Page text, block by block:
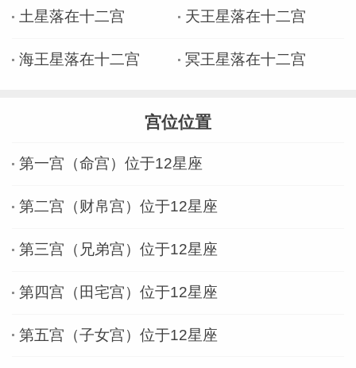
网
土星落在十二宫 天王星落在十二宫
海王星落在十二宫 冥王星落在十二宫
宫位位置
第一宫（命宫）位于12星座
第二宫（财帛宫）位于12星座
第三宫（兄弟宫）位于12星座
第四宫（田宅宫）位于12星座
第五宫（子女宫）位于12星座